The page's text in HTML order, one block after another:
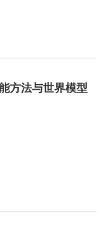
方法与世界模型